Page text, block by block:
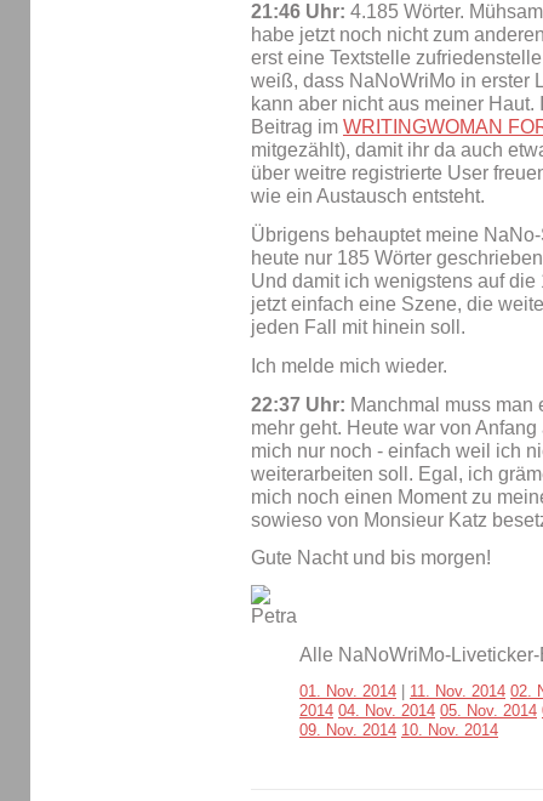
21:46 Uhr: 4.185 Wörter.
habe jetzt noch nicht zum
erst eine Textstelle
weiß, dass NaNoWriMo in erster
kann aber nicht aus meiner
Beitrag im WRITINGWOMAN
mitgezählt), damit ihr da auch
über weitre registrierte User
wie ein Austausch entsteht.
Übrigens behauptet meine
heute nur 185 Wörter
Und damit ich wenigstens auf
jetzt einfach eine Szene, die
jeden Fall mit hinein soll.
Ich melde mich wieder.
22:37 Uhr: Manchmal muss
mehr geht. Heute war von
mich nur noch - einfach weil ich
weiterarbeiten soll. Egal, ich
mich noch einen Moment zu
sowieso von Monsieur Katz
Gute Nacht und bis morgen!
Alle NaNoWriMo-
01. Nov. 2014 11. Nov. 2014 02.
2014 04. Nov. 2014 05. Nov. 2014
09. Nov. 2014 10. Nov. 2014